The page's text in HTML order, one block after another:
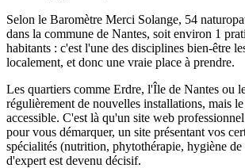
Selon le Baromètre Merci Solange, 54
dans la commune de Nantes, soit environ 1
habitants : c'est l'une des disciplines bien-être
localement, et donc une vraie place à prendre.
Les quartiers comme Erdre, l'Île de Nantes ou
régulièrement de nouvelles installations, mais
accessible. C'est là qu'un site web
pour vous démarquer, un site présentant vos
spécialités (nutrition, phytothérapie, hygiène
d'expert est devenu décisif.